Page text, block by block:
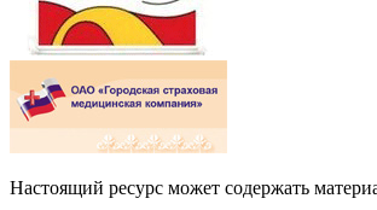
Настоящий ресурс может содержать